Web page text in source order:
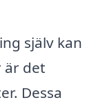
själv kan
är det
Dessa